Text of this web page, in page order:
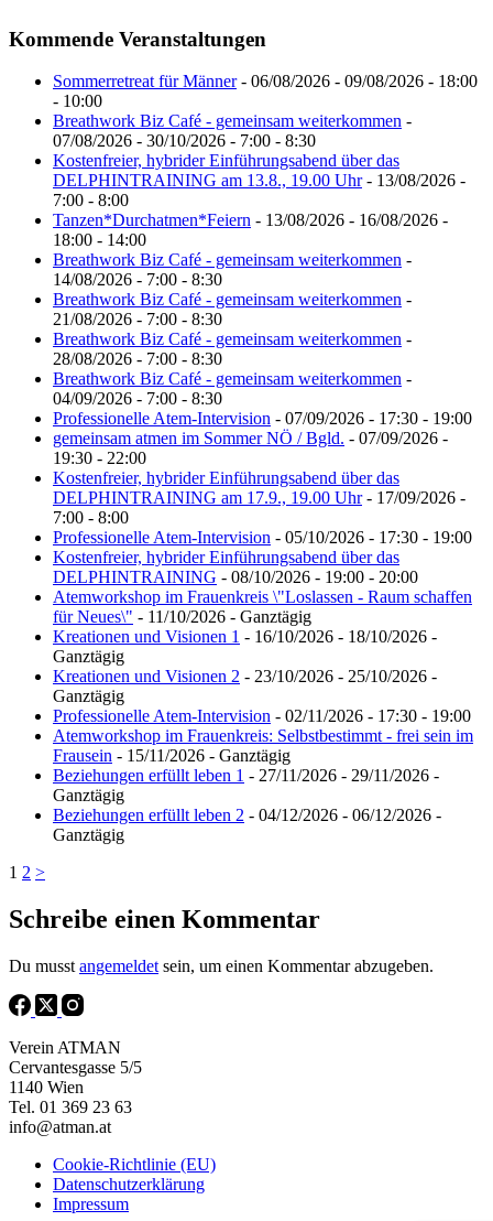
Kommende Veranstaltungen
Sommerretreat für Männer- 06/08/2026 - 09/08/2026 - 18:00
- 10:00
Breathwork Biz Café - gemeinsam weiterkommen -
07/08/2026 - 30/10/2026 - 7:00 - 8:30
Kostenfreier, hybrider Einführungsabend über das
DELPHINTRAINING am 13.8., 19.00 Uhr- 13/08/2026 -
7:00 - 8:00
Tanzen*Durchatmen*Feiern - 13/08/2026 - 16/08/2026 -
18:00 - 14:00
Breathwork Biz Café - gemeinsam weiterkommen -
14/08/2026 - 7:00 - 8:30
Breathwork Biz Café - gemeinsam weiterkommen -
21/08/2026 - 7:00 - 8:30
Breathwork Biz Café - gemeinsam weiterkommen -
28/08/2026 - 7:00 - 8:30
Breathwork Biz Café - gemeinsam weiterkommen -
04/09/2026 - 7:00 - 8:30
Professionelle Atem-Intervision - 07/09/2026 - 17:30 - 19:00
gemeinsam atmen im Sommer NÖ / Bgld. - 07/09/2026 -
19:30 - 22:00
Kostenfreier, hybrider Einführungsabend über das
DELPHINTRAINING am 17.9., 19.00 Uhr- 17/09/2026 -
7:00 - 8:00
Professionelle Atem-Intervision - 05/10/2026 - 17:30 - 19:00
Kostenfreier, hybrider Einführungsabend über das
DELPHINTRAINING - 08/10/2026 - 19:00 - 20:00
Atemworkshop im Frauenkreis \"Loslassen - Raum schaffen
für Neues\" - 11/10/2026 - Ganztägig
Kreationen und Visionen 1 - 16/10/2026 - 18/10/2026 -
Ganztägig
Kreationen und Visionen 2 - 23/10/2026 - 25/10/2026 -
Ganztägig
Professionelle Atem-Intervision - 02/11/2026 - 17:30 - 19:00
Atemworkshop im Frauenkreis: Selbstbestimmt - frei sein im
Frausein - 15/11/2026 - Ganztägig
Beziehungen erfüllt leben 1 - 27/11/2026 - 29/11/2026 -
Ganztägig
Beziehungen erfüllt leben 2 - 04/12/2026 - 06/12/2026 -
Ganztägig
1 2 >
Schreibe einen Kommentar
Du musst angemeldet sein, um einen Kommentar abzugeben.
Verein ATMAN
Cervantesgasse 5/5
1140 Wien
Tel. 01 369 23 63
info@atman.at
Cookie-Richtlinie (EU)
Datenschutzerklärung
Impressum